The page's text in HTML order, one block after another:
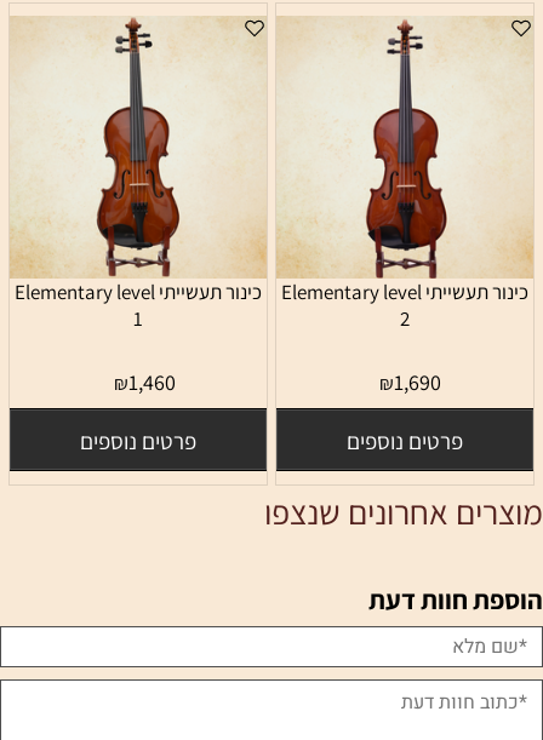
כינור תעשייתי Elementary level
2
₪1,690
פרטים נוספים
כינור תעשייתי Elementary level
1
₪1,460
פרטים נוספים
מוצרים אחרונים שנצפו
הוספת חוות דעת